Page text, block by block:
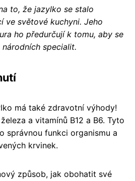
to, že jazylko se stalo
ve světové kuchyni. Jeho
ho předurčují k tomu, aby se
specialit.
má také zdravotní výhody!
a vitamínů B12 a B6. Tyto
správnou funkci organismu a
krvinek.
způsob, jak obohatit své